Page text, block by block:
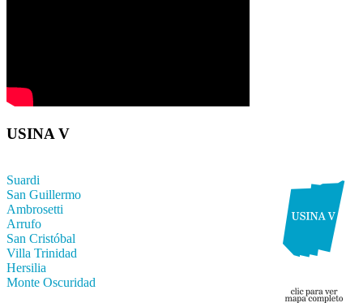
USINA V
Suardi
San Guillermo
Ambrosetti
Arrufo
San Cristóbal
Villa Trinidad
Hersilia
Monte Oscuridad